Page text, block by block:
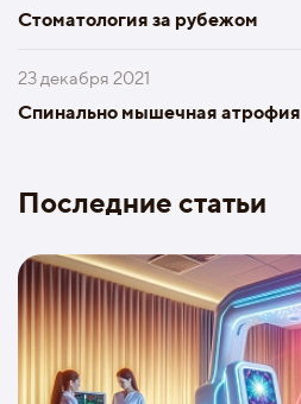
Стоматология за рубежом
23 декабря 2021
Спинально мышечная атрофия
Последние статьи